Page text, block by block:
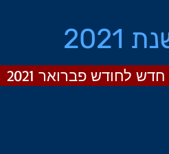
חדש לחודש פברואר 2021